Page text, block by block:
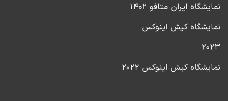
نمایشگاه ایران متافو ۱۴۰۲
نمایشگاه کیش اینوکس
۲۰۲۳
نمایشگاه کیش اینوکس ۲۰۲۲